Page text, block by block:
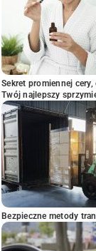
Sekret promiennej
Twój najlepszy
Bezpieczne metody